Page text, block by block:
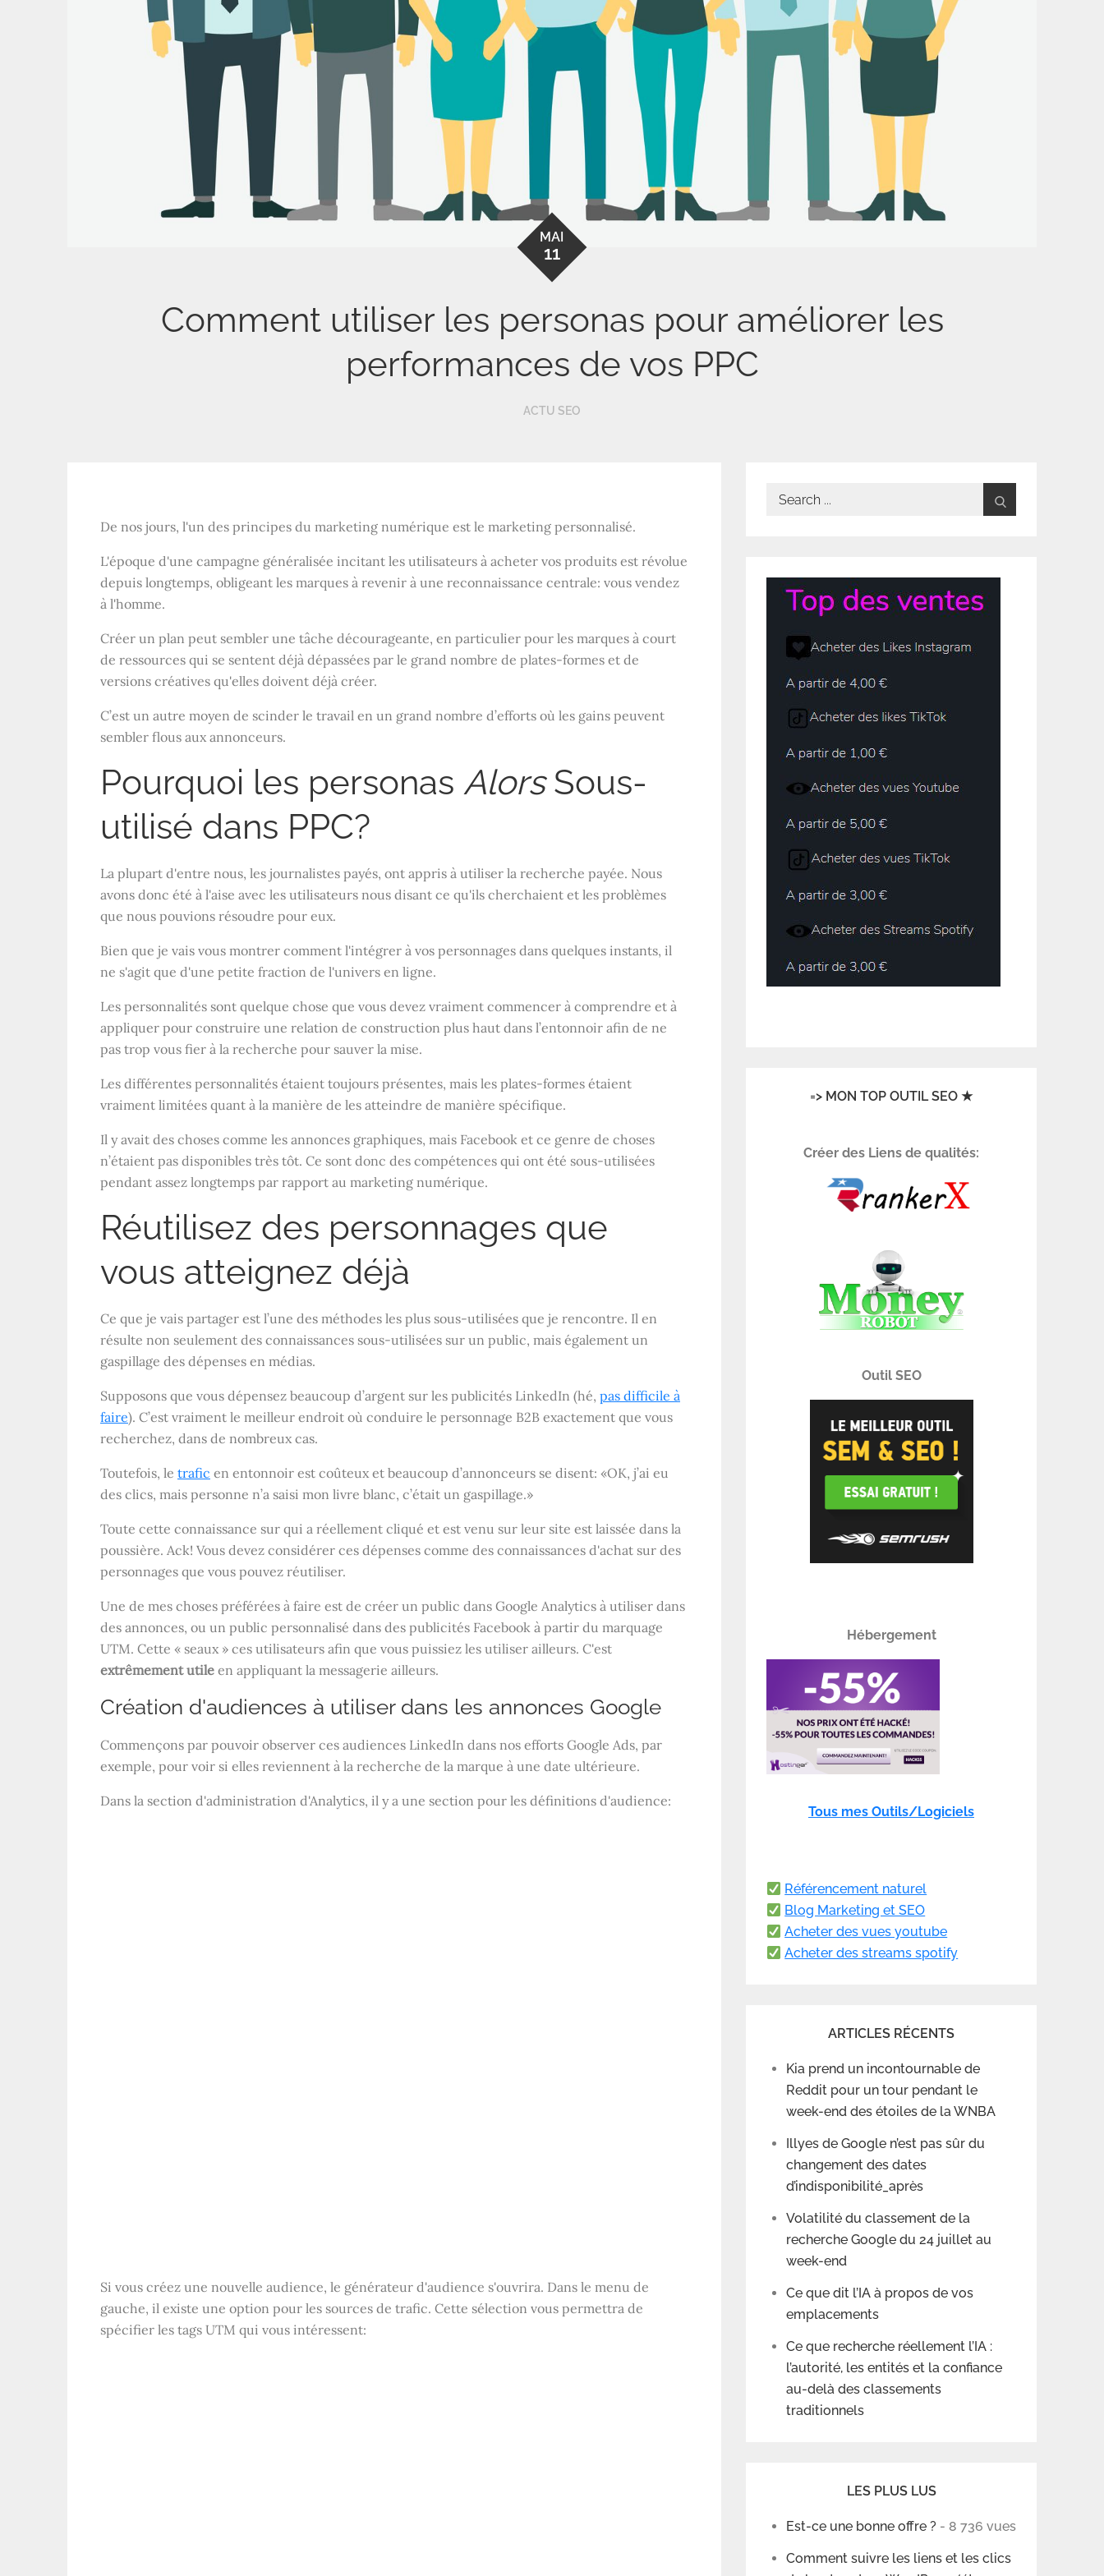
MAI
11
Comment utiliser les personas pour améliorer les
performances de vos PPC
ACTU SEO
De nos jours, l'un des principes du marketing numérique est le marketing personnalisé.
L'époque d'une campagne généralisée incitant les utilisateurs à acheter vos produits est révolue
depuis longtemps, obligeant les marques à revenir à une reconnaissance centrale: vous vendez
à l'homme.
Créer un plan peut sembler une tâche décourageante, en particulier pour les marques à court
de ressources qui se sentent déjà dépassées par le grand nombre de plates-formes et de
versions créatives qu'elles doivent déjà créer.
C’est un autre moyen de scinder le travail en un grand nombre d’efforts où les gains peuvent
sembler flous aux annonceurs.
Pourquoi les personas AlorsSous-
utilisé dans PPC?
La plupart d'entre nous, les journalistes payés, ont appris à utiliser la recherche payée. Nous
avons donc été à l'aise avec les utilisateurs nous disant ce qu'ils cherchaient et les problèmes
que nous pouvions résoudre pour eux.
Bien que je vais vous montrer comment l'intégrer à vos personnages dans quelques instants, il
ne s'agit que d'une petite fraction de l'univers en ligne.
Les personnalités sont quelque chose que vous devez vraiment commencer à comprendre et à
appliquer pour construire une relation de construction plus haut dans l’entonnoir afin de ne
pas trop vous fier à la recherche pour sauver la mise.
Les différentes personnalités étaient toujours présentes, mais les plates-formes étaient
vraiment limitées quant à la manière de les atteindre de manière spécifique.
Il y avait des choses comme les annonces graphiques, mais Facebook et ce genre de choses
n’étaient pas disponibles très tôt. Ce sont donc des compétences qui ont été sous-utilisées
pendant assez longtemps par rapport au marketing numérique.
Réutilisez des personnages que
vous atteignez déjà
Ce que je vais partager est l’une des méthodes les plus sous-utilisées que je rencontre. Il en
résulte non seulement des connaissances sous-utilisées sur un public, mais également un
gaspillage des dépenses en médias.
Supposons que vous dépensez beaucoup d’argent sur les publicités LinkedIn (hé, pas difficile à
faire). C’est vraiment le meilleur endroit où conduire le personnage B2B exactement que vous
recherchez, dans de nombreux cas.
Toutefois, le trafic en entonnoir est coûteux et beaucoup d’annonceurs se disent: «OK, j’ai eu
des clics, mais personne n’a saisi mon livre blanc, c’était un gaspillage.»
Toute cette connaissance sur qui a réellement cliqué et est venu sur leur site est laissée dans la
poussière. Ack! Vous devez considérer ces dépenses comme des connaissances d'achat sur des
personnages que vous pouvez réutiliser.
Une de mes choses préférées à faire est de créer un public dans Google Analytics à utiliser dans
des annonces, ou un public personnalisé dans des publicités Facebook à partir du marquage
UTM. Cette « seaux » ces utilisateurs afin que vous puissiez les utiliser ailleurs. C'est
extrêmement utile en appliquant la messagerie ailleurs.
Création d'audiences à utiliser dans les annonces Google
Commençons par pouvoir observer ces audiences LinkedIn dans nos efforts Google Ads, par
exemple, pour voir si elles reviennent à la recherche de la marque à une date ultérieure.
Dans la section d'administration d'Analytics, il y a une section pour les définitions d'audience:
Si vous créez une nouvelle audience, le générateur d'audience s'ouvrira. Dans le menu de
gauche, il existe une option pour les sources de trafic. Cette sélection vous permettra de
spécifier les tags UTM qui vous intéressent:
Search
=> MON TOP OUTIL SEO ★
Créer des Liens de qualités:
Outil SEO
Hébergement
Tous mes Outils/Logiciels
Référencement naturel
Blog Marketing et SEO
Acheter des vues youtube
Acheter des streams spotify
ARTICLES RÉCENTS
Kia prend un incontournable de
Reddit pour un tour pendant le
week-end des étoiles de la WNBA
Illyes de Google n’est pas sûr du
changement des dates
d’indisponibilité_après
Volatilité du classement de la
recherche Google du 24 juillet au
week-end
Ce que dit l’IA à propos de vos
emplacements
Ce que recherche réellement l’IA :
l’autorité, les entités et la confiance
au-delà des classements
traditionnels
LES PLUS LUS
Est-ce une bonne offre ? - 8 736 vues
Comment suivre les liens et les clics